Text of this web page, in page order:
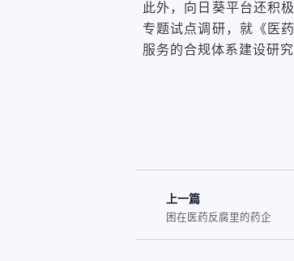
此外，向日葵平台还积
专题试点调研，就《医
服务的合规体系建设研
上一篇
困在医药反腐里的药企